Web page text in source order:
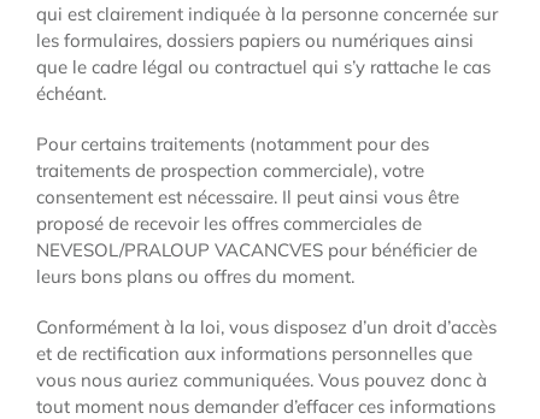
qui est clairement indiquée à la personne concernée sur
les formulaires, dossiers papiers ou numériques ainsi
que le cadre légal ou contractuel qui s’y rattache le cas
échéant.
Pour certains traitements (notamment pour des
traitements de prospection commerciale), votre
consentement est nécessaire. Il peut ainsi vous être
proposé de recevoir les offres commerciales de
NEVESOL/PRALOUP VACANCVES pour bénéficier de
leurs bons plans ou offres du moment.
Conformément à la loi, vous disposez d’un droit d’accès
et de rectification aux informations personnelles que
vous nous auriez communiquées. Vous pouvez donc à
tout moment nous demander d’effacer ces informations